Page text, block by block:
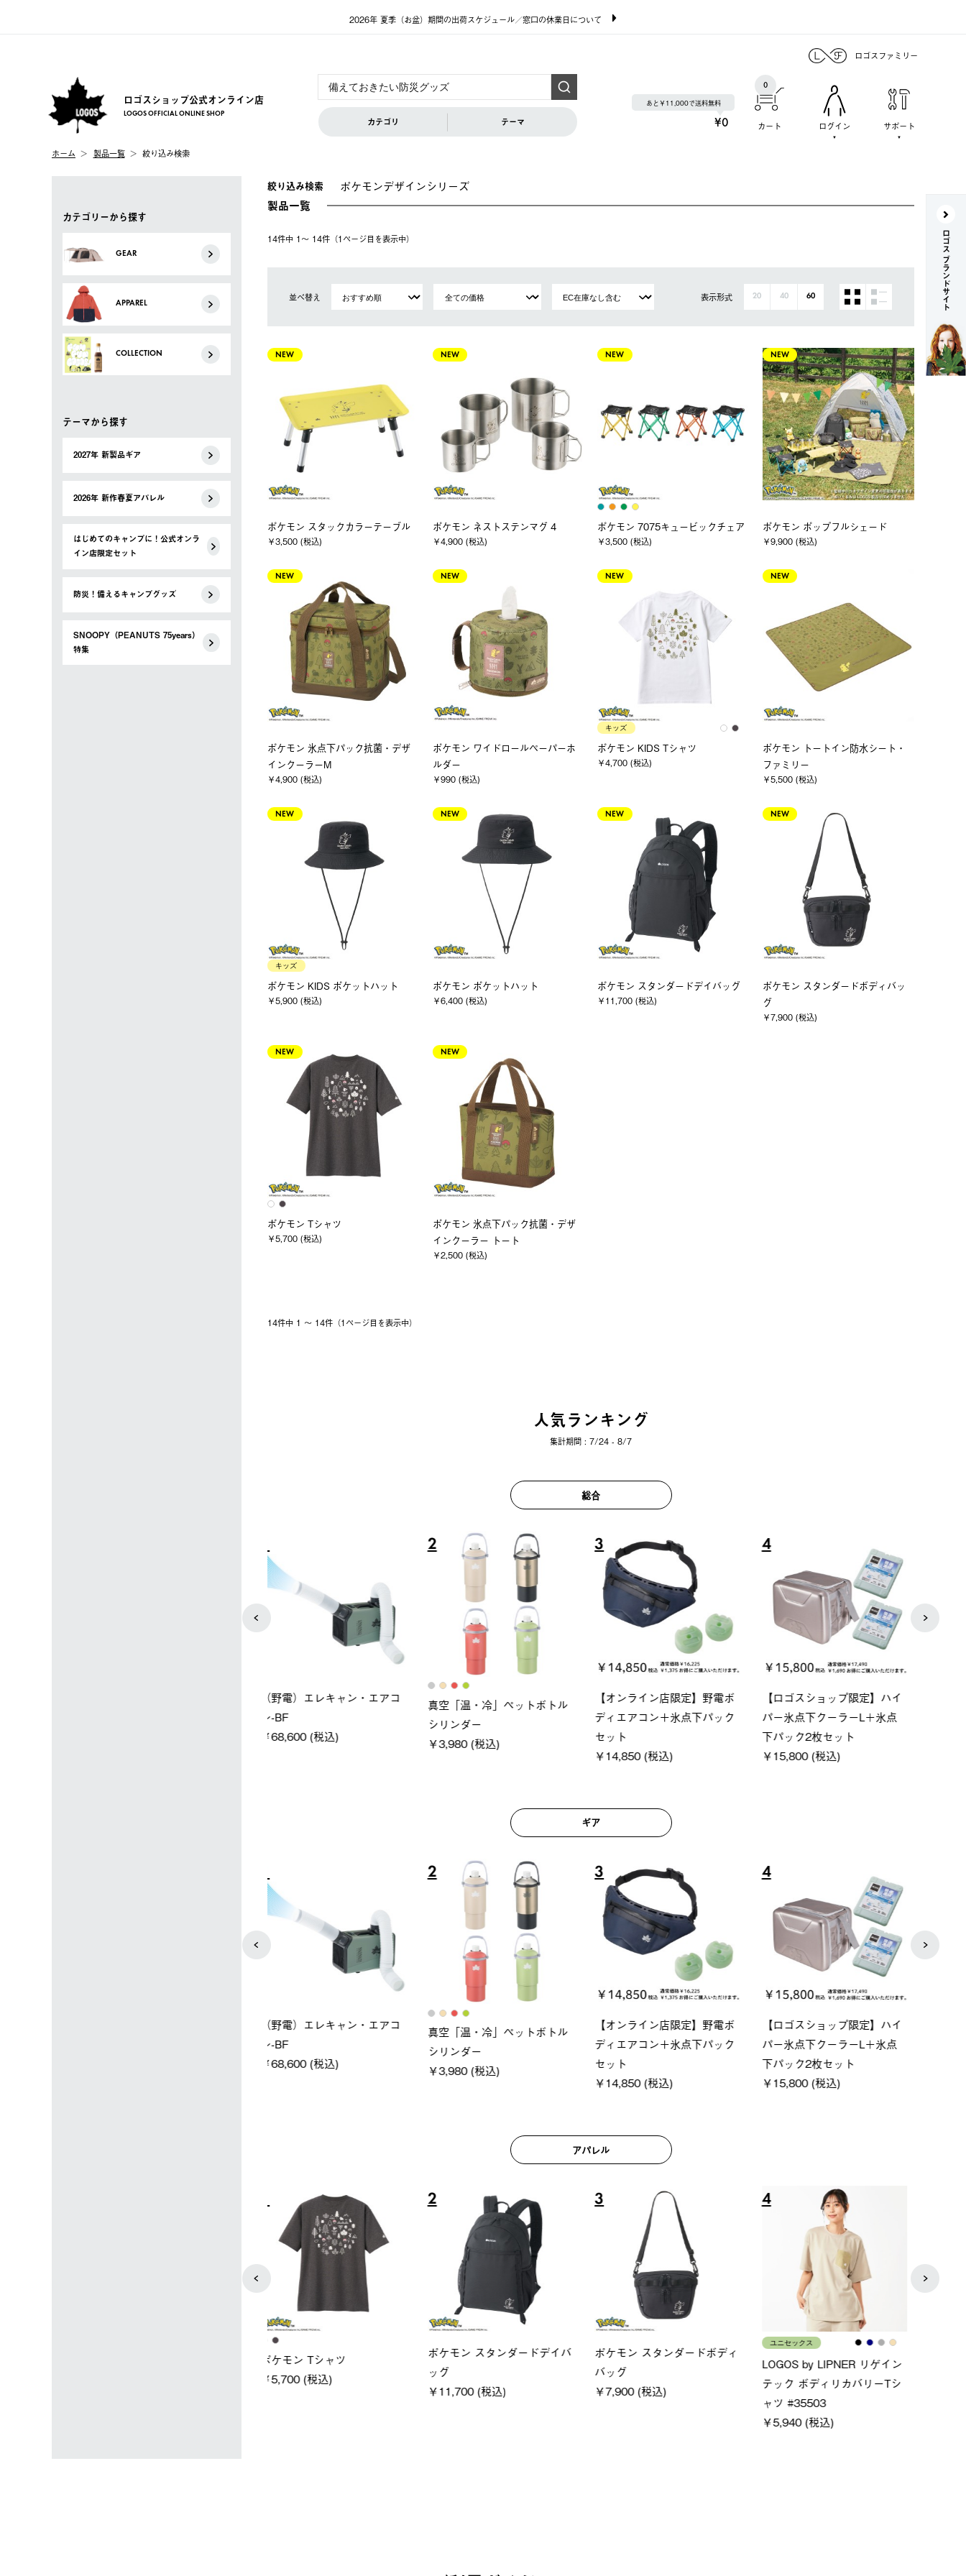
2026年 夏季（お盆）期間の出荷スケジュール／窓口の休業日について
ロゴスファミリー
ロゴスショップ公式オンライン店
LOGOS OFFICIAL ONLINE SHOP
カテゴリ テーマ
あと￥11,000で送料無料
¥0 カート
0
ログイン サポート
ホーム 製品一覧 絞り込み検索
カテゴリーから探す
GEAR
APPAREL
COLLECTION
テーマから探す
2027年 新製品ギア
2026年 新作春夏アパレル
はじめてのキャンプに！公式オンラ
イン店限定セット
防災！備えるキャンプグッズ
SNOOPY（PEANUTS 75years）
特集
絞り込み検索 ポケモンデザインシリーズ
製品一覧
14件中 1〜 14件（1ページ⽬を表⽰中）
並べ替え 表示形式 20 40 60
NEW
ポケモン スタックカラーテーブル
￥3,500 (税込)
NEW
ポケモン ネストステンマグ 4
￥4,900 (税込)
NEW
ポケモン 7075キュービックチェア
￥3,500 (税込)
NEW
ポケモン ポップフルシェード
￥9,900 (税込)
NEW
ポケモン 氷点下パック抗菌・デザ
インクーラーM
￥4,900 (税込)
NEW
ポケモン ワイドロールペーパーホ
ルダー
￥990 (税込)
NEW
キッズ
ポケモン KIDS Tシャツ
￥4,700 (税込)
NEW
ポケモン トートイン防水シート・
ファミリー
￥5,500 (税込)
NEW
キッズ
ポケモン KIDS ポケットハット
￥5,900 (税込)
NEW
ポケモン ポケットハット
￥6,400 (税込)
NEW
ポケモン スタンダードデイバッグ
￥11,700 (税込)
NEW
ポケモン スタンダードボディバッ
グ
￥7,900 (税込)
NEW
ポケモン Tシャツ
￥5,700 (税込)
NEW
ポケモン 氷点下パック抗菌・デザ
インクーラー トート
￥2,500 (税込)
14件中 1 〜 14件（1ページ⽬を表⽰中）
人気ランキング
集計期間 : 7/24 - 8/7
総合
ソーラーブロック 風抜きQセ
ットタープ 250-BG
￥21,800 (税込)
6
ソーラーブロック 風抜きQセ
ットタープ 200-BG
￥18,800 (税込)
7
グランベーシック スペースベ
ース・オクタゴン-BJ
￥209,000 (税込)
8
Q-TOP ソーラーサンドブロッ
クサンシェード-BF
￥16,800 (税込)
ギア
ソーラーブロック 風抜きQセ
ットタープ 250-BG
￥21,800 (税込)
6
ソーラーブロック 風抜きQセ
ットタープ 200-BG
￥18,800 (税込)
7
グランベーシック スペースベ
ース・オクタゴン-BJ
￥209,000 (税込)
8
Q-TOP ソーラーサンドブロッ
クサンシェード-BF
￥16,800 (税込)
アパレル
レディース
ノーメイクフーディ
￥5,940 (税込)
6
LOGOS by LIPNER リゲイン
テック ボディリカバリーショ
ーツ #35504
7
ＵＶサムホールジップフーデ
ィ
通常価格
8
メンズ
クールタッチリラックスパン
ツ
￥5,500 (税込)
ロゴス ブランドサイト